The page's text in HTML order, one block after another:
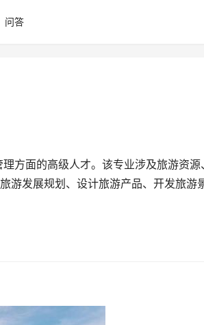
问答
游发展规划、设计旅游产品、开发旅游